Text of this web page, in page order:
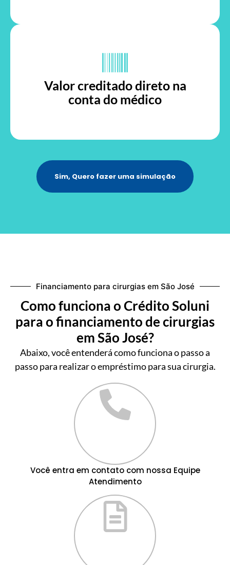
Valor creditado direto na
conta do médico
Sim, Quero fazer uma simulação
Financiamento para cirurgias em São José
Como funciona o Crédito Soluni
para o financiamento de cirurgias
em São José?
Abaixo, você entenderá como funciona o passo a
passo para realizar o empréstimo para sua cirurgia.
Você entra em contato com nossa Equipe
Atendimento